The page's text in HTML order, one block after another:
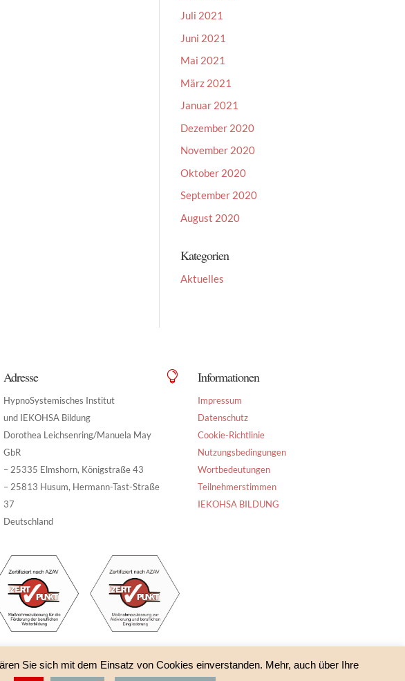
Juli 2021
Juni 2021
Mai 2021
März 2021
Januar 2021
Dezember 2020
November 2020
Oktober 2020
September 2020
August 2020
Kategorien
Aktuelles
Adresse
HypnoSystemisches Institut
und IEKOHSA Bildung
Dorothea Leichsenring/Manuela May
GbR
– 25335 Elmshorn, Königstraße 43
– 25813 Husum, Hermann-Tast-Straße
37
Deutschland
 Informationen
Impressum
Datenschutz
Cookie-Richtlinie
Nutzungsbedingungen
Wortbedeutungen
Teilnehmerstimmen
IEKOHSA BILDUNG
Sie sich mit dem Einsatz von Cookies einverstanden. Mehr, auch über Ihre